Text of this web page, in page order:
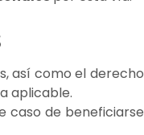
así como el derecho
aplicable.
caso de beneficiarse